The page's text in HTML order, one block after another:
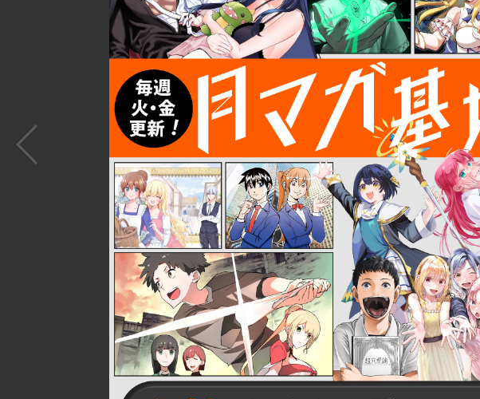
詳細ページへのリンク